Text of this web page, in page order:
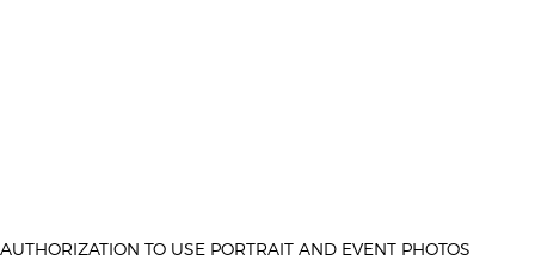
TO USE PORTRAIT AND EVENT PHOTOS